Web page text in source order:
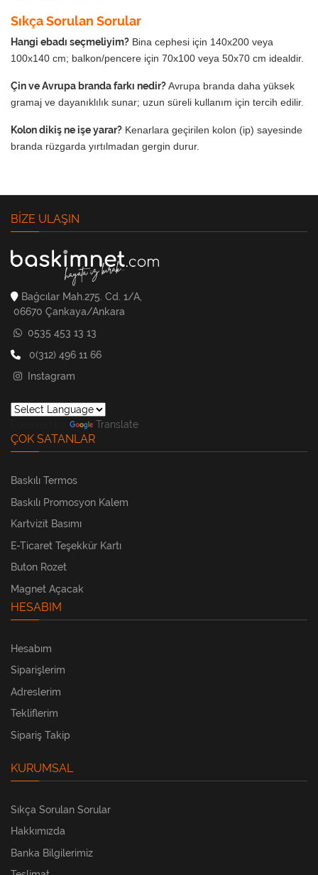
Sıkça Sorulan Sorular
Hangi ebadı seçmeliyim? Bina cephesi için 140x200 veya
100x140 cm; balkon/pencere için 70x100 veya 50x70 cm idealdir.
Çin ve Avrupa branda farkı nedir?Avrupa branda daha yüksek
gramaj ve dayanıklılık sunar; uzun süreli kullanım için tercih edilir.
Kolon dikiş ne işe yarar? Kenarlara geçirilen kolon (ip) sayesinde
branda rüzgarda yırtılmadan gergin durur.
BIZE ULAŞIN
Bağcılar Mah.275. Cd. 1/A,
06670 Çankaya/Ankara
0535 453 13 13
0(312) 496 11 66
Instagram
Translate
ÇOK SATANLAR
Baskılı Termos
Baskılı Promosyon Kalem
Kartvizit Basımı
E-Ticaret Teşekkür Kartı
Buton Rozet
Magnet Açacak
HESABIM
Hesabım
Siparişlerim
Adreslerim
Tekliflerim
Sipariş Takip
KURUMSAL
Sıkça Sorulan Sorular
Hakkımızda
Banka Bilgilerimiz